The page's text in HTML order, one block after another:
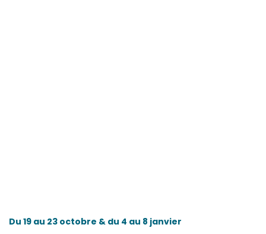
Du 19 au 23 octobre & du 4 au 8 janvier